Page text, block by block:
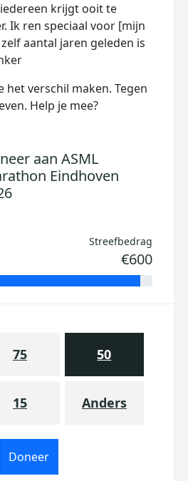
krijgt ooit te
Ik ren speciaal voor [mijn
aantal jaren geleden is
het verschil maken. Tegen
Help je mee?
aan ASML
Eindhoven
Streefbedrag
€600
75 50
15 Anders
Doneer